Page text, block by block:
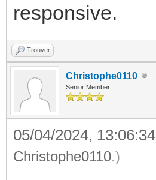
responsive.
Trouver
Christophe0110
Senior Member
05/04/2024, 13:06:34
Christophe0110.)